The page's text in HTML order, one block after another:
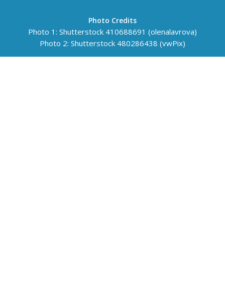
Photo Credits
Photo 1: Shutterstock 410688691 (olenalavrova)
Photo 2: Shutterstock 480286438 (vwPix)